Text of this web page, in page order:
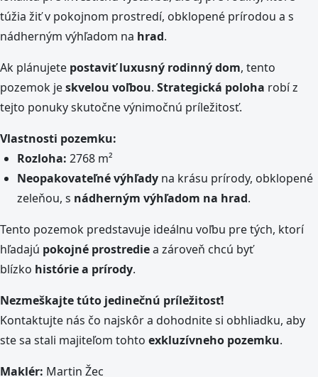
túžia žiť v pokojnom prostredí, obklopené prírodou a s
nádherným výhľadom na hrad.
Ak plánujete postaviť luxusný rodinný dom, tento
pozemok jeskvelou voľbou. Strategická poloha robí z
tejto ponuky skutočne výnimočnú príležitosť.
Vlastnosti pozemku:
Rozloha: 2768 m²
Neopakovateľné výhľady na krásu prírody, obklopené
zeleňou, s nádherným výhľadom na hrad.
Tento pozemok predstavuje ideálnu voľbu pre tých, ktorí
hľadajú pokojné prostrediea zároveň chcú byť
blízko histórie a prírody.
Nezmeškajte túto jedinečnú príležitosť!
Kontaktujte nás čo najskôr a dohodnite si obhliadku, aby
ste sa stali majiteľom tohto exkluzívneho pozemku.
Maklér: Martin Žec